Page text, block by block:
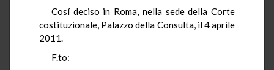
Cosí deciso in Roma, nella sede della Corte
costituzionale, Palazzo della Consulta, il 4 aprile
2011.
F.to: